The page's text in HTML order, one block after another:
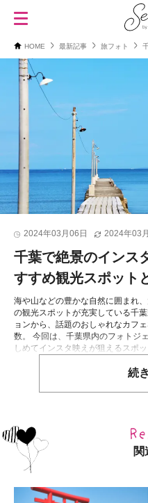
HOME 最新記事 旅フォト
2024年03月06日 2024年03
千葉で絶景のインス
すすめ観光スポット
海や山などの豊かな自然に囲まれ
の観光スポットが充実している千
ョンから、話題のおしゃれなカフ
数。 今回は、千葉県内のフォト
しめてインスタ映えが狙えるスポ
続
関